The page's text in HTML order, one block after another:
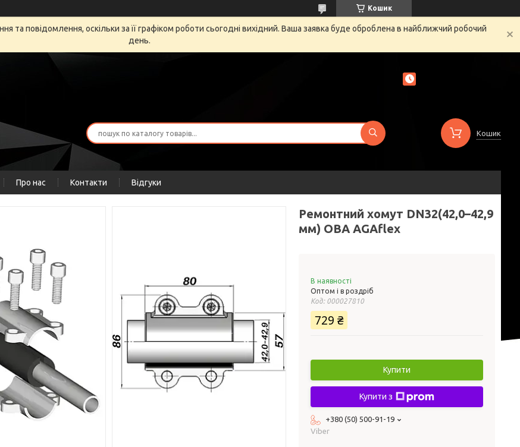
Кошик
та повідомлення, оскільки за її графіком роботи сьогодні вихідний. Ваша заявка буде оброблена в найближчий робочий
день.
Кошик
Про нас Контакти Відгуки
Ремонтний хомут DN32(42,0–42,9
мм) OBA AGAflex
В наявності
Оптом і в роздріб
Код: 000027810
729 ₴
Купити
Купити з
+380 (50) 500-91-19
Viber